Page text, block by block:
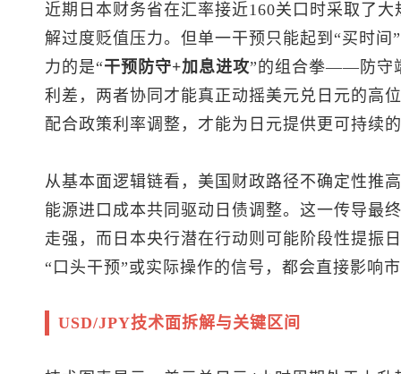
近期日本财务省在汇率接近160关口时采取了
解过度贬值压力。但单一干预只能起到“买时
力的是“干预防守+加息进攻”的组合拳——防守
利差，两者协同才能真正动摇美元兑日元的高
配合政策利率调整，才能为日元提供更可持续
从基本面逻辑链看，美国财政路径不确定性推
能源进口成本共同驱动日债调整。这一传导最
走强，而日本央行潜在行动则可能阶段性提振
“口头干预”或实际操作的信号，都会直接影响
USD/JPY技术面拆解与关键区间